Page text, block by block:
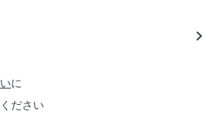
navigate_next
に
ださい